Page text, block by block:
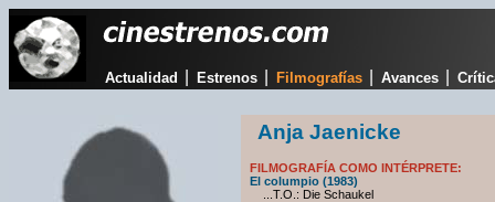
Actualidad Estrenos Filmografías Avances
Anja Jaenicke
FILMOGRAFÍA COMO INTÉRPRETE:
El columpio (1983)
...T.O.: Die Schaukel